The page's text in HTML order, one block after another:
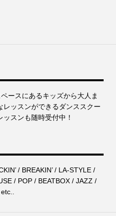
ースにあるキッズから⼤⼈ま
ッスンができるダンススクー
スンも随時受付中！
/ BREAKIN’ / LA-STYLE /
/ POP / BEATBOX / JAZZ /